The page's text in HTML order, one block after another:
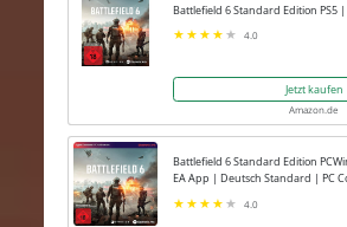
Battlefield 6 Standard Edition PS5
4.0
Jetzt kaufen
Amazon.de
Battlefield 6 Standard Edition
EA App | Deutsch Standard | PC
4.0